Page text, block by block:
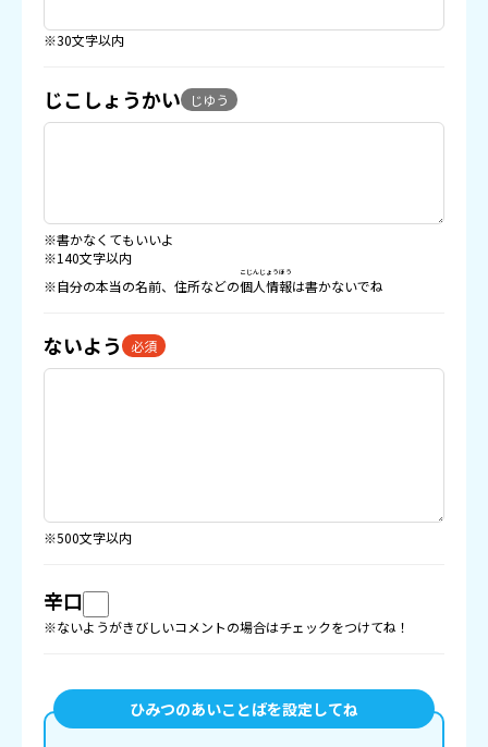
※30文字以内
じこしょうかい じゆう
※書かなくてもいいよ
※140文字以内
※自分の本当の名前、住所などの個人情報
こじんじょうほう
は書かないでね
ないよう 必須
※500文字以内
辛口
※ないようがきびしいコメントの場合はチェックをつけてね！
ひみつのあいことばを設定してね